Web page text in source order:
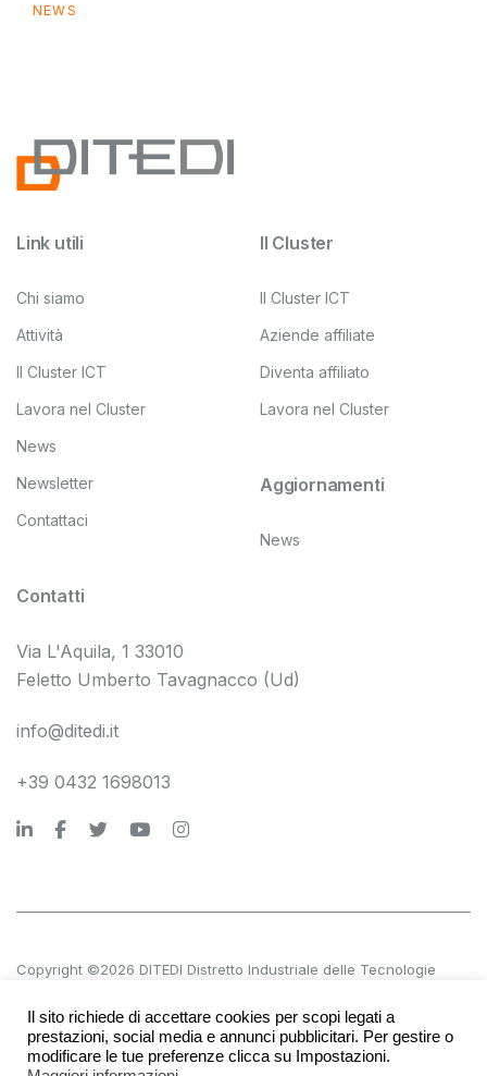
NEWS
Link utili
Chi siamo
Attività
Il Cluster ICT
Lavora nel Cluster
News
Newsletter
Contattaci
Il Cluster
Il Cluster ICT
Aziende affiliate
Diventa affiliato
Lavora nel Cluster
Aggiornamenti
News
Contatti
Via L'Aquila, 1 33010
Feletto Umberto Tavagnacco (Ud)
info@ditedi.it
+39 0432 1698013
Copyright ©2026 DITEDI Distretto Industriale delle Tecnologie
P.IVA 02561380300 | REA UD 270601
Il sito richiede di accettare cookies per scopi legati a
prestazioni, social media e annunci pubblicitari. Per gestire o
modificare le tue preferenze clicca su Impostazioni.